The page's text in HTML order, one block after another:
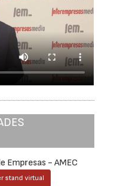
Empresas - AMEC
stand virtual